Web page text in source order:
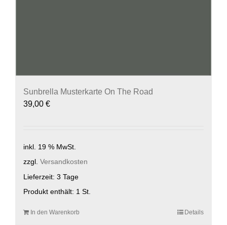
Sunbrella Musterkarte On The Road
39,00 €
inkl. 19 % MwSt.
zzgl. Versandkosten
Lieferzeit: 3 Tage
Produkt enthält: 1 St.
In den Warenkorb Details